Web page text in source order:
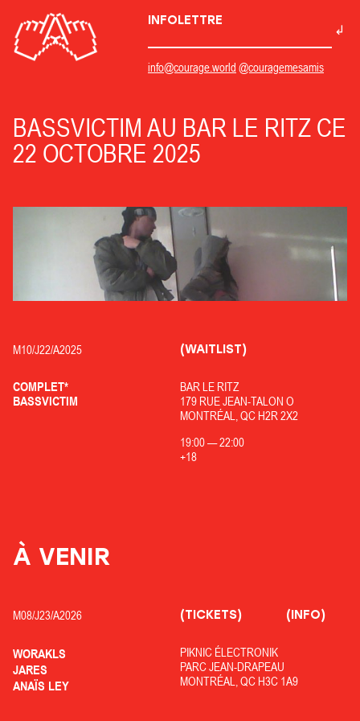
INFOLETTRE
info@courage.world @couragemesamis
BASSVICTIM AU BAR LE RITZ CE
22 OCTOBRE 2025
M10/J22/A2025
COMPLET*
BASSVICTIM
BAR LE RITZ
179 RUE JEAN-TALON O
MONTRÉAL, QC H2R 2X2
19:00—22:00
+18
(WAITLIST)
À VENIR
M08/J23/A2026
WORAKLS
JARES
ANAÏS LEY
PIKNIC ÉLECTRONIK
PARC JEAN-DRAPEAU
MONTRÉAL, QC H3C 1A9
(TICKETS) (INFO)